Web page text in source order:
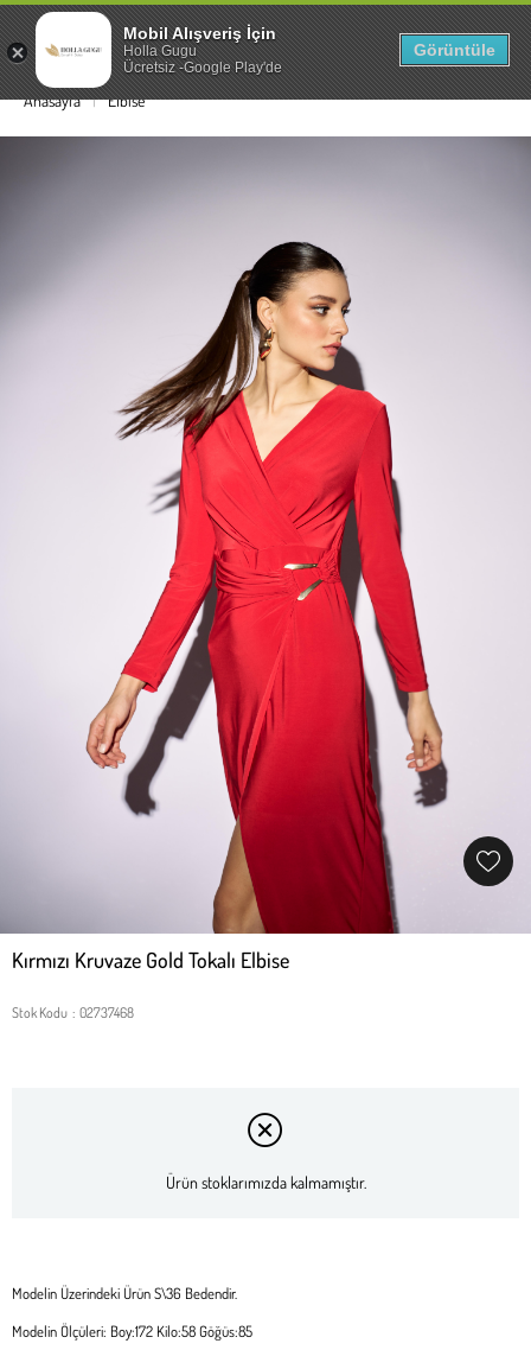
0
Anasayfa Elbise
Kırmızı Kruvaze Gold Tokalı Elbise
Stok Kodu 02737468
Ürün stoklarımızda kalmamıştır.
Modelin Üzerindeki Ürün S\36 Bedendir.
Modelin Ölçüleri: Boy:172 Kilo:58 Göğüs:85
Mobil Alışveriş İçin
Holla Gugu
Ücretsiz -Google Play'de
Görüntüle